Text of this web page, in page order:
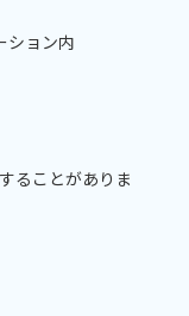
ョン内
ることがありま